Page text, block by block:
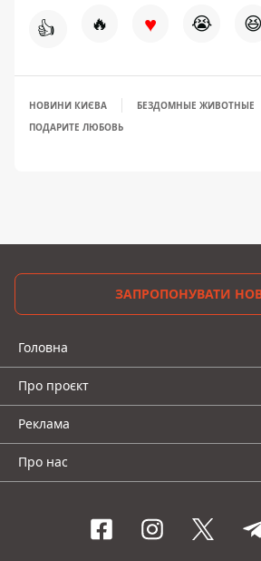
👍 🔥 ♥ 😭 😆
НОВИНИ КИЄВА
БЕЗДОМНЫЕ ЖИВОТНЫЕ
ПОДАРИТЕ ЛЮБОВЬ
ЗАПРОПОНУВАТИ
Головна
Про проєкт
Реклама
Про нас